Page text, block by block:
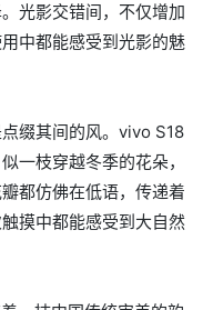
光影交错间，不仅增加
中都能感受到光影的魅
缀其间的风。vivo S18
一枝穿越冬季的花朵，
都仿佛在低语，传递着
摸中都能感受到大自然